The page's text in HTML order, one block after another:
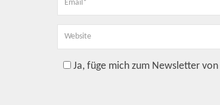
Ja, füge mich zum Newsletter